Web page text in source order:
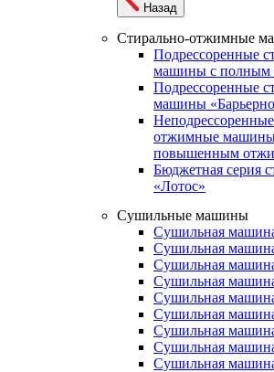
Назад
Стирально-отжимные
Подрессоренные
машины с полным
Подрессоренные
машины
отжимные машины
повышенным
Бюджетная серия
«Лотос»
Сушильные машины
Сушильная
Сушильная
Сушильная
Сушильная
Сушильная
Сушильная
Сушильная
Сушильная
Сушильная